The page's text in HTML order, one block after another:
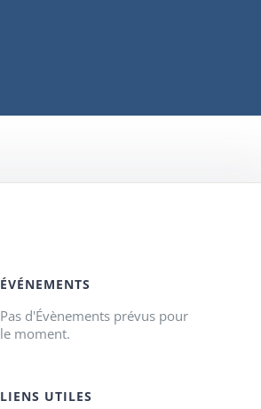
ÉVÉNEMENTS
Pas d'Évènements prévus pour
le moment.
LIENS UTILES